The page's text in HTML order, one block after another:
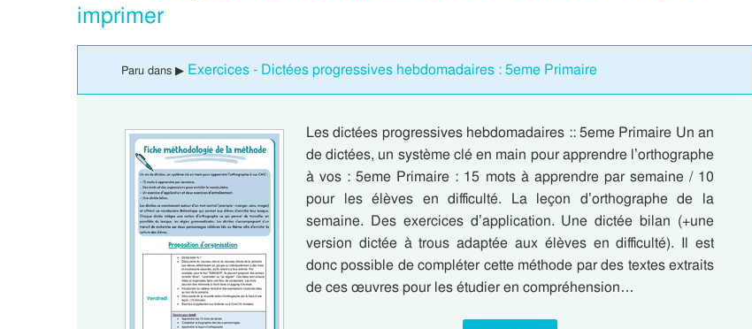
imprimer
Paru dans ▶ Exercices - Dictées progressives hebdomadaires : 5eme Primaire
Les dictées progressives hebdomadaires :: 5eme Primaire Un an
de dictées, un système clé en main pour apprendre l’orthographe
à vos : 5eme Primaire : 15 mots à apprendre par semaine / 10
pour les élèves en difficulté. La leçon d’orthographe de la
semaine. Des exercices d’application. Une dictée bilan (+une
version dictée à trous adaptée aux élèves en difficulté). Il est
donc possible de compléter cette méthode par des textes extraits
de ces œuvres pour les étudier en compréhension…